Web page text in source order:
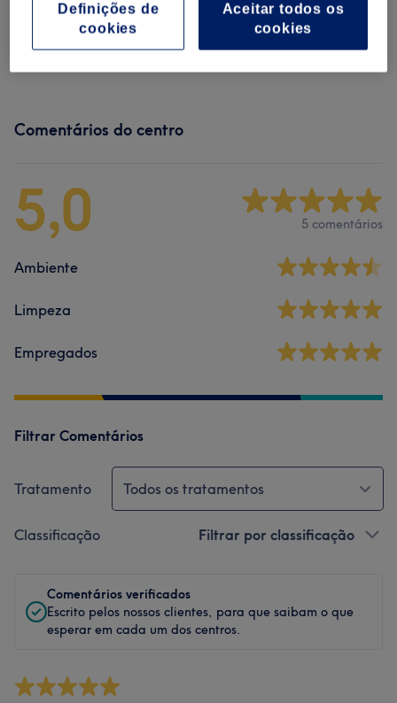
Massagens Relaxantes desde € 55
Comentários do centro
5,0 5 comentários
Ambiente
Limpeza
Empregados
Filtrar Comentários
Tratamento Todos os tratamentos
Classificação Filtrar por classificação
Comentários verificados
Escrito pelos nossos clientes, para que saibam o que
esperar em cada um dos centros.
Aceitar todos os
cookies
Definições de
cookies